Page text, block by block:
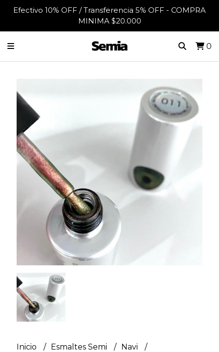
Efectivo 10% OFF / Transferencia 5% OFF - COMPRA
MINIMA $20.000
0
Inicio Esmaltes Semi
Navi